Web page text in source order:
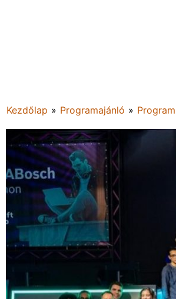
Kezdőlap » Programajánló »